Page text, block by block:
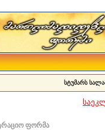
სტუმარს
ფორმა